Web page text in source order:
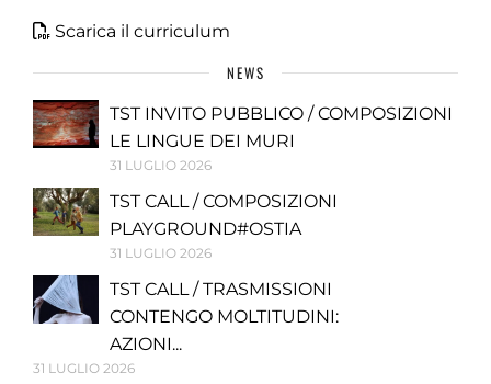
Scarica il curriculum
NEWS
TST INVITO PUBBLICO / COMPOSIZIONI
LE LINGUE DEI MURI
31 LUGLIO 2026
TST CALL / COMPOSIZIONI
PLAYGROUND#OSTIA
31 LUGLIO 2026
TST CALL / TRASMISSIONI
CONTENGO MOLTITUDINI:
AZIONI...
31 LUGLIO 2026